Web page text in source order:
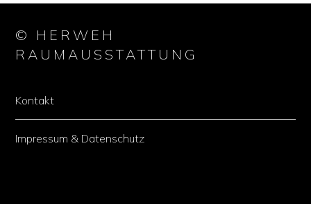
© HERWEH
RAUMAUSSTATTUNG
Kontakt
Impressum & Datenschutz